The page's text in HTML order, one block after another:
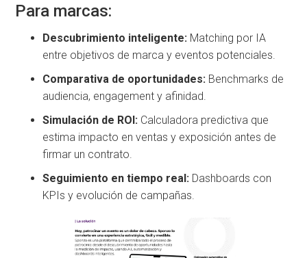
Para marcas:
Descubrimiento inteligente: Matching por IA
entre objetivos de marca y eventos potenciales.
Comparativa de oportunidades: Benchmarks de
audiencia, engagement y afinidad.
Simulación de ROI: Calculadora predictiva que
estima impacto en ventas y exposición antes de
firmar un contrato.
Seguimiento en tiempo real: Dashboards con
KPIs y evolución de campañas.